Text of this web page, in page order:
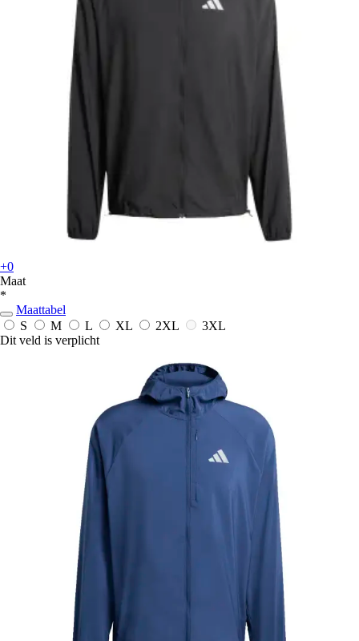
+0
Maat
*
Maattabel
S
M L XL 2XL
3XL
Dit veld is verplicht